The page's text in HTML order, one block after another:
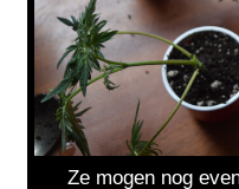
Ze mogen nog